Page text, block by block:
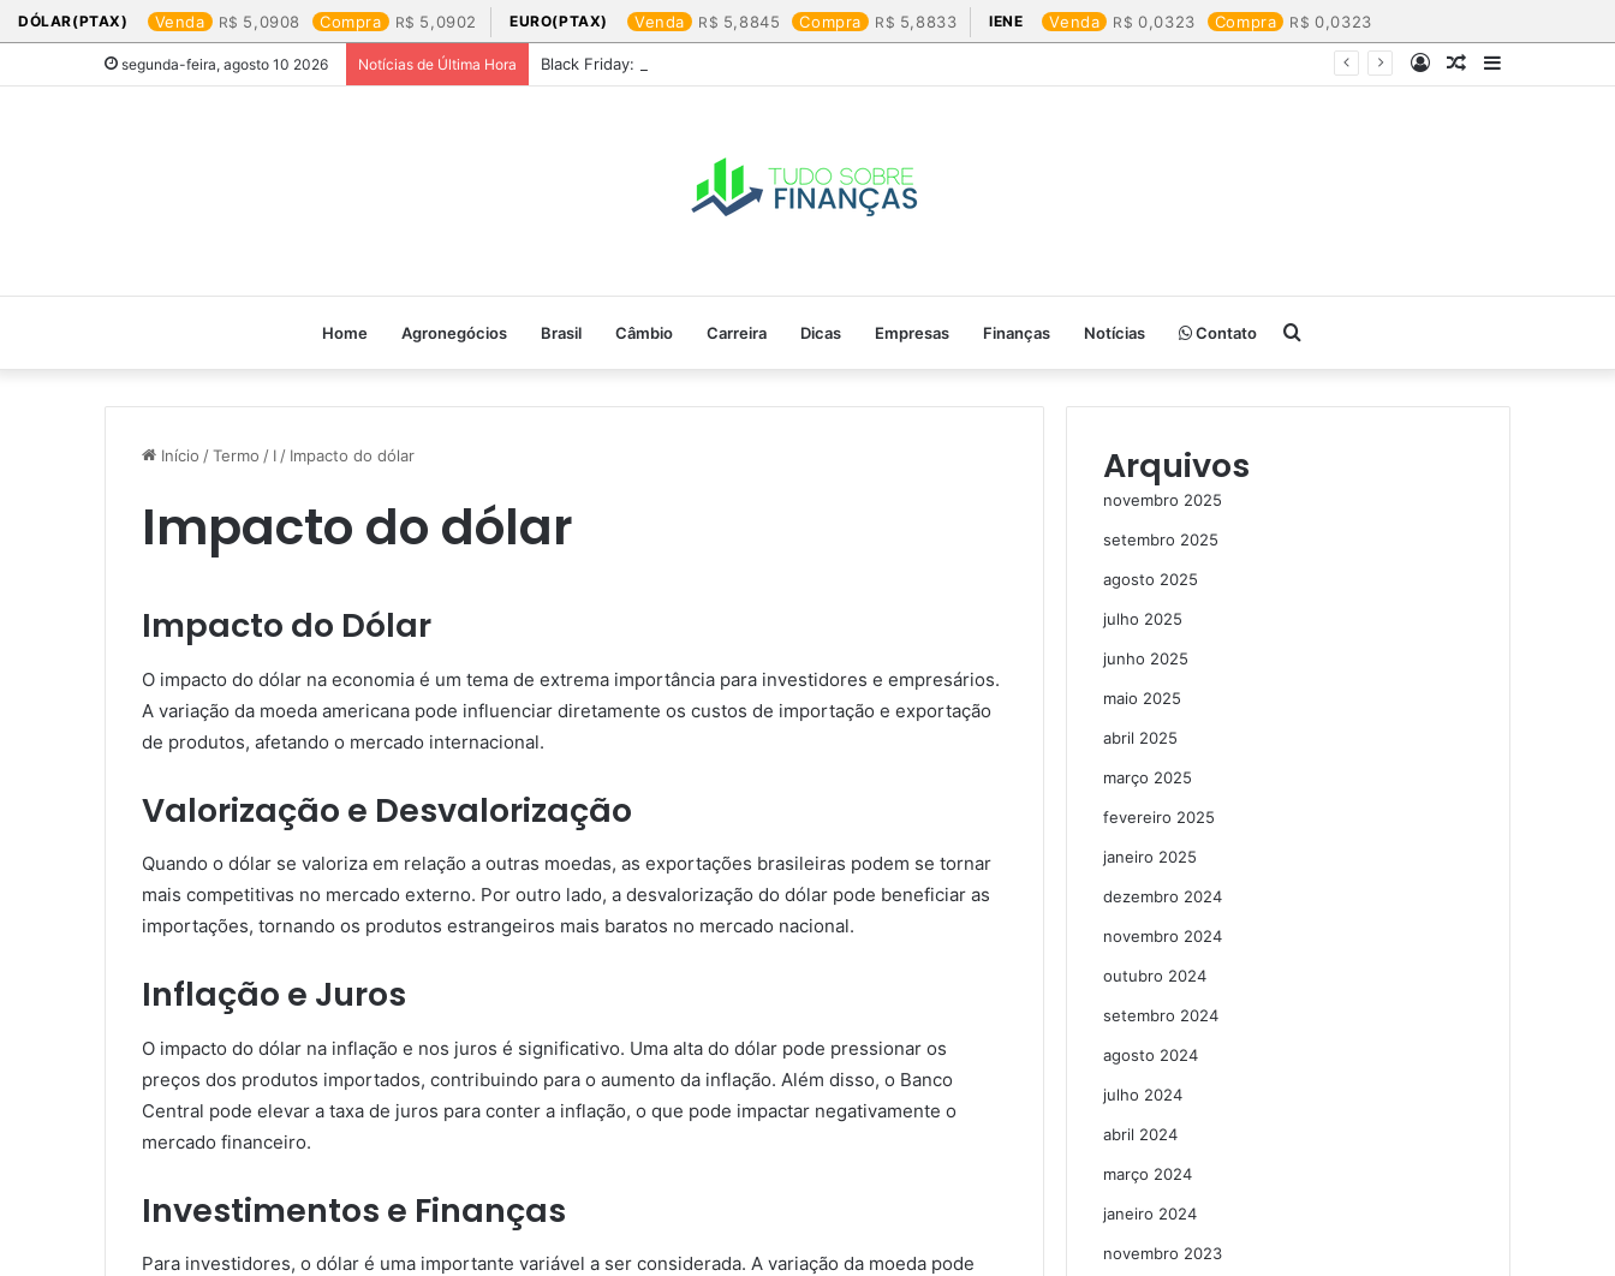
DÓLAR(PTAX) Venda 5,0908 Compra 5,0902 EURO(PTAX) Venda 5,8845 Compra 5,8833 IENE Venda 0,0323 Compra 0,0323
segunda-feira, agosto 10 2026 Notícias de Última Hora Black Friday: os produtos que mais valem a pena
Barra
Artigo
Entrar
Home Agronegócios Brasil Câmbio Carreira Dicas Empresas Finanças Notícias Contato Procurar
por
Início /Termo / I / Impacto do dólar
Impacto do dólar
Impacto do Dólar
O impacto do dólar na economia é um tema de extrema importância para investidores e empresários.
A variação da moeda americana pode influenciar diretamente os custos de importação e exportação
de produtos, afetando o mercado internacional.
Valorização e Desvalorização
Quando o dólar se valoriza em relação a outras moedas, as exportações brasileiras podem se tornar
mais competitivas no mercado externo. Por outro lado, a desvalorização do dólar pode beneficiar as
importações, tornando os produtos estrangeiros mais baratos no mercado nacional.
Inflação e Juros
O impacto do dólar na inflação e nos juros é significativo. Uma alta do dólar pode pressionar os
preços dos produtos importados, contribuindo para o aumento da inflação. Além disso, o Banco
Central pode elevar a taxa de juros para conter a inflação, o que pode impactar negativamente o
mercado financeiro.
Investimentos e Finanças
Para investidores, o dólar é uma importante variável a ser considerada. A variação da moeda pode
Arquivos
novembro 2025
setembro 2025
agosto 2025
julho 2025
junho 2025
maio 2025
abril 2025
março 2025
fevereiro 2025
janeiro 2025
dezembro 2024
novembro 2024
outubro 2024
setembro 2024
agosto 2024
julho 2024
abril 2024
março 2024
janeiro 2024
novembro 2023